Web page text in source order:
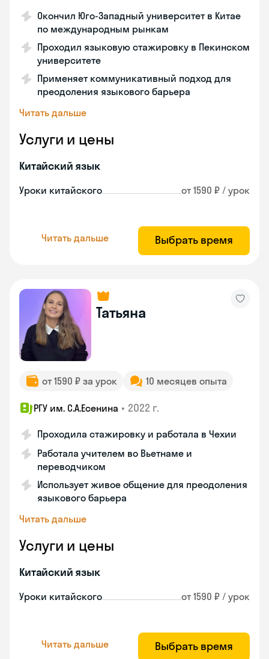
Окончил Юго-Западный университет в Китае
по международным рынкам
Проходил языковую стажировку в Пекинском
университете
Применяет коммуникативный подход для
преодоления языкового барьера
Читать дальше
Услуги и цены
Китайский язык
Уроки китайского от 1590 ₽ / урок
Читать дальше Выбрать время
Татьяна
от 1590 ₽ за урок 10 месяцев опыта
РГУ им. С.А.Есенина • 2022 г.
Проходила стажировку и работала в Чехии
Работала учителем во Вьетнаме и
переводчиком
Использует живое общение для преодоления
языкового барьера
Читать дальше
Услуги и цены
Китайский язык
Уроки китайского от 1590 ₽ / урок
Читать дальше Выбрать время